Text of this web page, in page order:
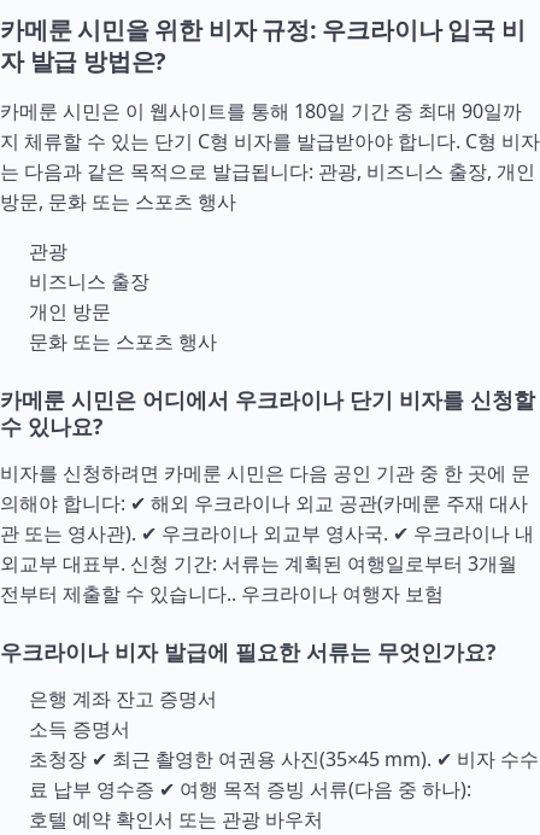
카메룬 시민을 위한 비자 규정: 우크라이나 입국 비
자 발급 방법은?
카메룬 시민은 이 웹사이트를 통해 180일 기간 중 최대 90일까
지 체류할 수 있는 단기 C형 비자를 발급받아야 합니다. C형 비자
는 다음과 같은 목적으로 발급됩니다: 관광, 비즈니스 출장, 개인
방문, 문화 또는 스포츠 행사
관광
비즈니스 출장
개인 방문
문화 또는 스포츠 행사
카메룬 시민은 어디에서 우크라이나 단기 비자를 신청할
수 있나요?
비자를 신청하려면 카메룬 시민은 다음 공인 기관 중 한 곳에 문
의해야 합니다: ✔ 해외 우크라이나 외교 공관(카메룬 주재 대사
관 또는 영사관). ✔ 우크라이나 외교부 영사국. ✔ 우크라이나 내
외교부 대표부. 신청 기간: 서류는 계획된 여행일로부터 3개월
전부터 제출할 수 있습니다.. 우크라이나 여행자 보험
우크라이나 비자 발급에 필요한 서류는 무엇인가요?
은행 계좌 잔고 증명서
소득 증명서
초청장 ✔ 최근 촬영한 여권용 사진(35×45 mm). ✔ 비자 수수
료 납부 영수증 ✔ 여행 목적 증빙 서류(다음 중 하나):
호텔 예약 확인서 또는 관광 바우처